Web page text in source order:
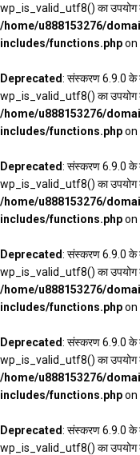
wp_is_valid_utf8() का उपयोग
/home/u888153276/
includes/functions.phpon
Deprecated: संस्करण 6.9.0
wp_is_valid_utf8() का उपयोग
/home/u888153276/
includes/functions.phpon
Deprecated: संस्करण 6.9.0
wp_is_valid_utf8() का उपयोग
/home/u888153276/
includes/functions.phpon
Deprecated: संस्करण 6.9.0
wp_is_valid_utf8() का उपयोग
/home/u888153276/
includes/functions.phpon
Deprecated: संस्करण 6.9.0
wp_is_valid_utf8() का उपयोग
/home/u888153276/
includes/functions.phpon
Deprecated: संस्करण 6.9.0
wp_is_valid_utf8() का उपयोग